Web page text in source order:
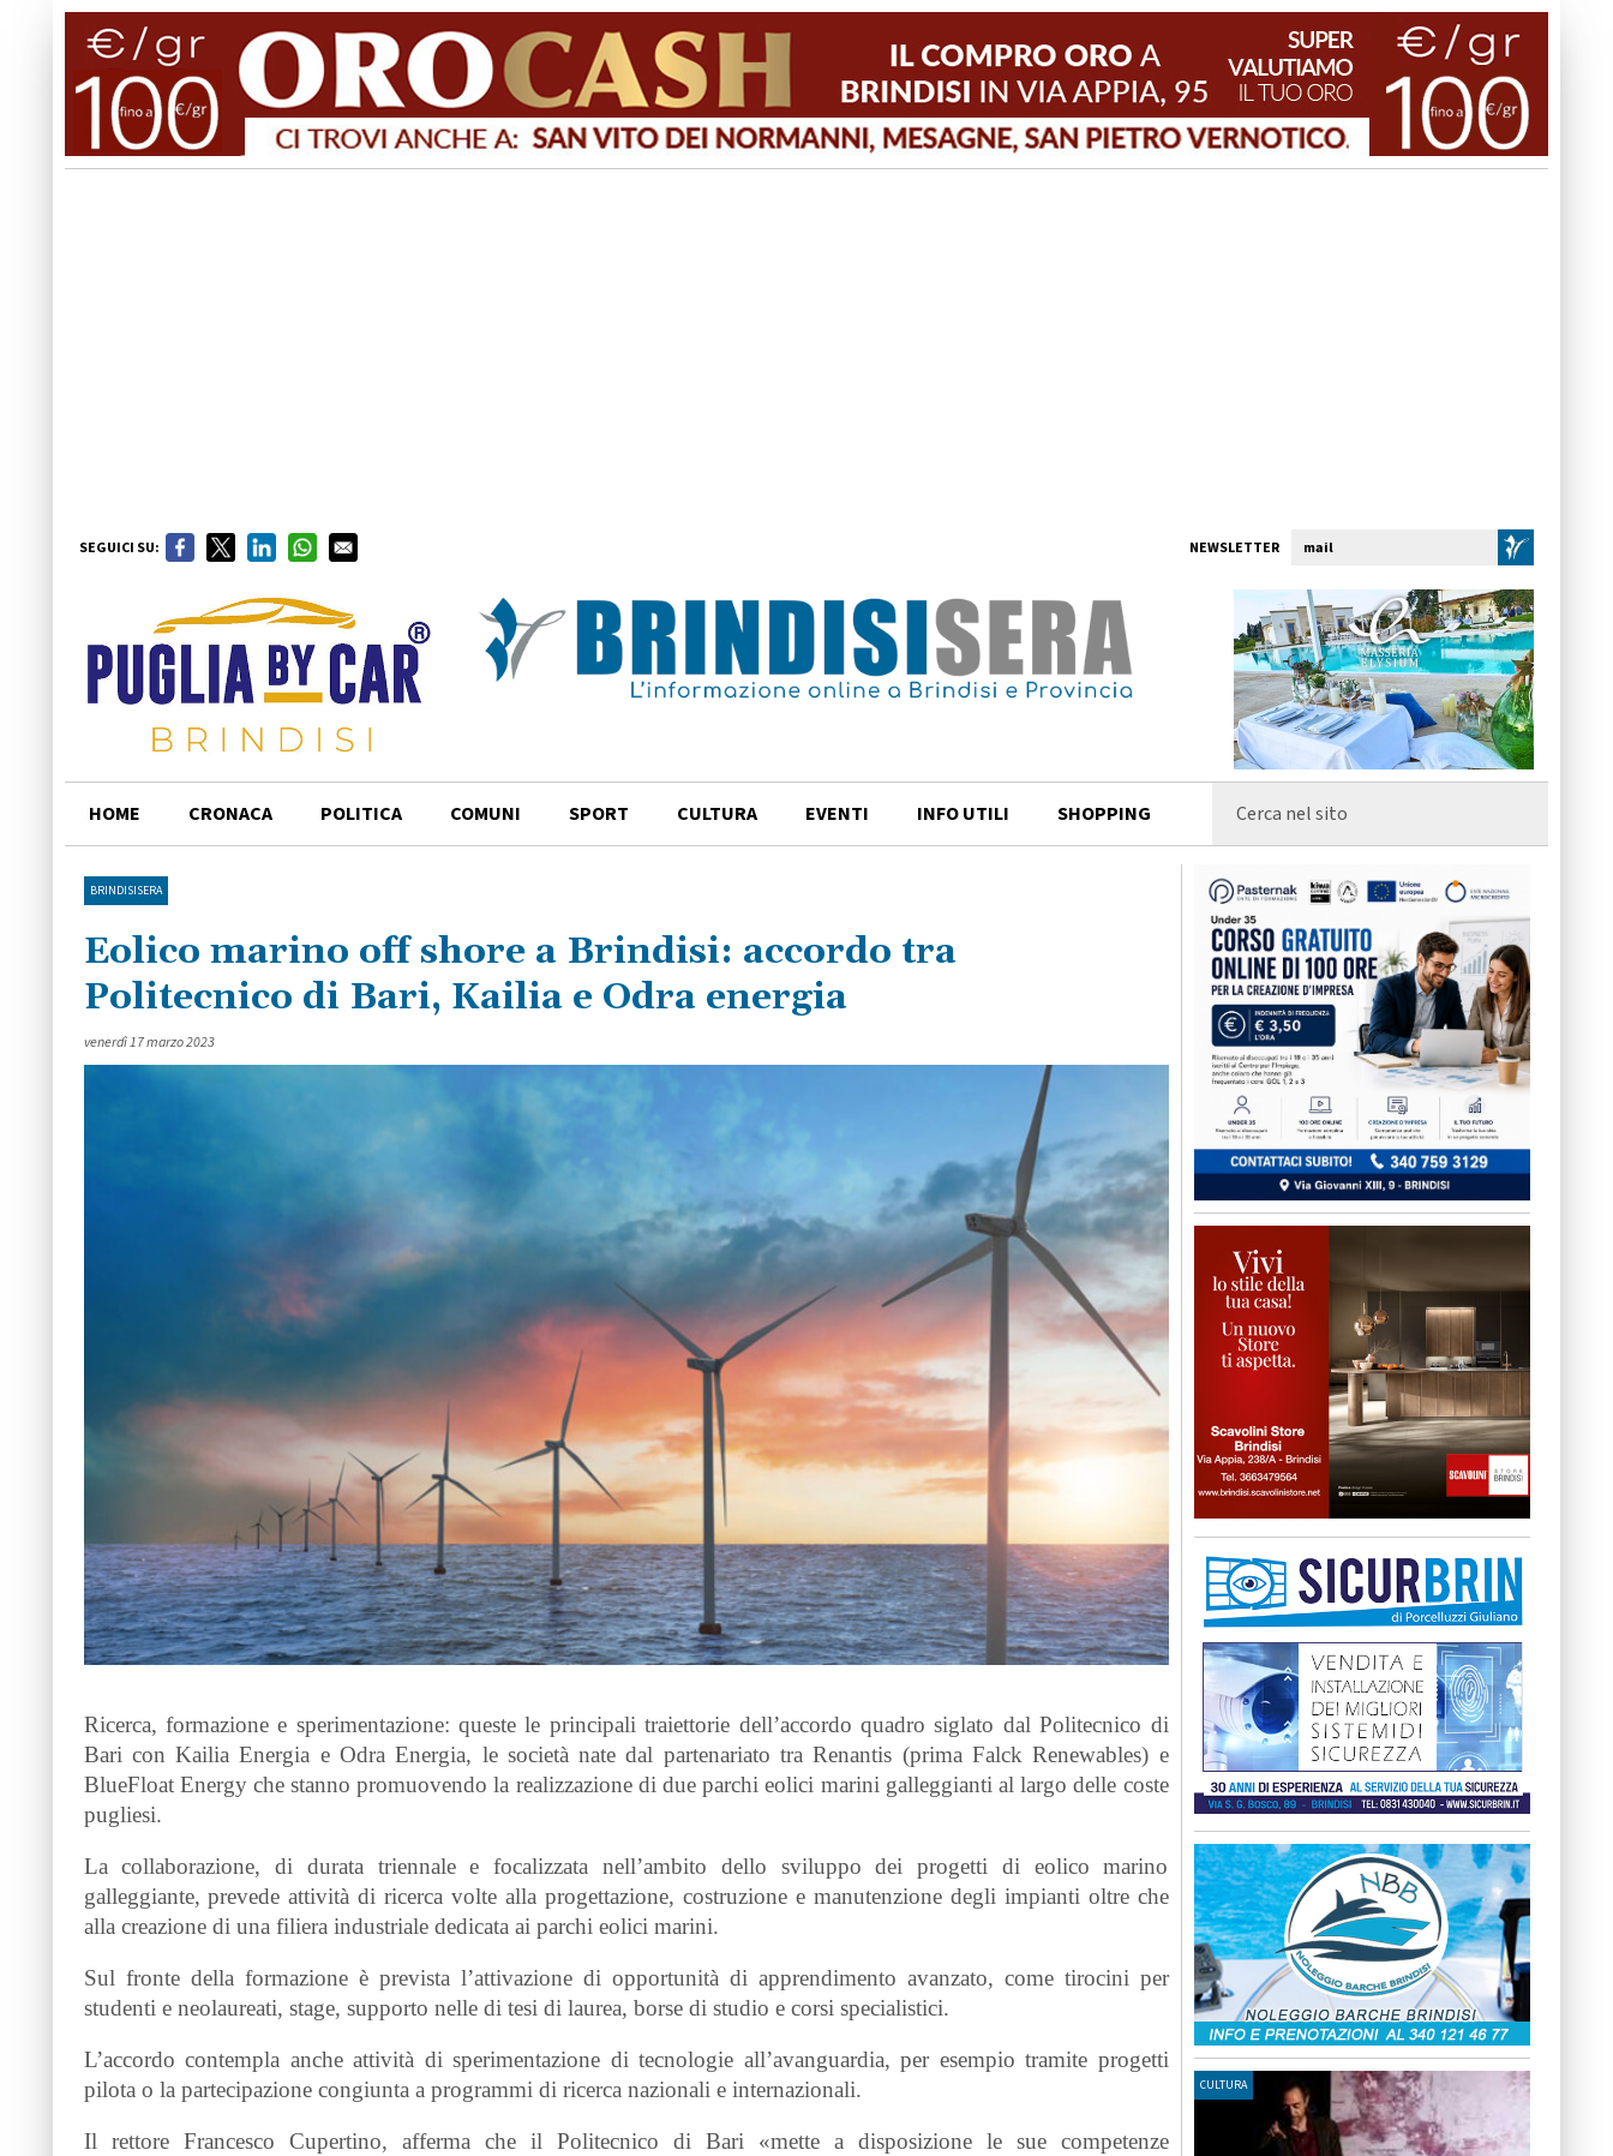
SEGUICI SU: NEWSLETTER
HOME CRONACA POLITICA COMUNI SPORT CULTURA EVENTI INFO UTILI SHOPPING
BRINDISISERA
Eolico marino off shore a Brindisi: accordo tra
Politecnico di Bari, Kailia e Odra energia
venerdì 17 marzo 2023
Ricerca, formazione e sperimentazione: queste le principali traiettorie dell’accordo quadro siglato dal Politecnico di
Bari con Kailia Energia e Odra Energia, le società nate dal partenariato tra Renantis (prima Falck Renewables) e
BlueFloat Energy che stanno promuovendo la realizzazione di due parchi eolici marini galleggianti al largo delle coste
pugliesi.
La collaborazione, di durata triennale e focalizzata nell’ambito dello sviluppo dei progetti di eolico marino
galleggiante, prevede attività di ricerca volte alla progettazione, costruzione e manutenzione degli impianti oltre che
alla creazione di una filiera industriale dedicata ai parchi eolici marini.
Sul fronte della formazione è prevista l’attivazione di opportunità di apprendimento avanzato, come tirocini per
studenti e neolaureati, stage, supporto nelle di tesi di laurea, borse di studio e corsi specialistici.
L’accordo contempla anche attività di sperimentazione di tecnologie all’avanguardia, per esempio tramite progetti
pilota o la partecipazione congiunta a programmi di ricerca nazionali e internazionali.
Il rettore Francesco Cupertino, afferma che il Politecnico di Bari «mette a disposizione le sue competenze
CULTURA